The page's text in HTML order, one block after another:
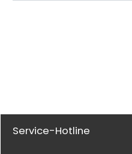
Service-Hotline